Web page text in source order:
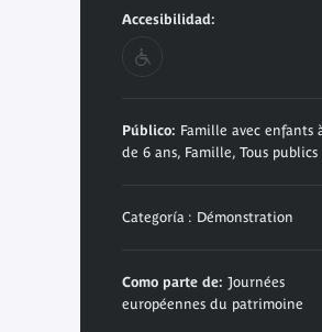
Accesibilidad:
Público: Famille avec enfants
de 6 ans, Famille, Tous publics
Categoría : Démonstration
Como parte de: Journées
européennes du patrimoine